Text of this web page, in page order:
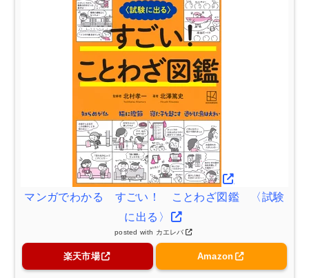
マンガでわかる すごい！ ことわざ図鑑 〈試験
に出る〉
posted with カエレバ
楽天市場 Amazon